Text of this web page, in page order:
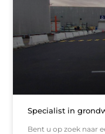
Specialist in
Bent u op zoek naar